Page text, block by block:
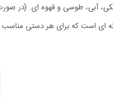
ای است که برای هر دستی